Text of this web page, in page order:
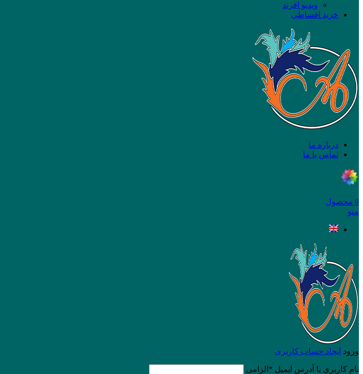
ویدیو افرند
خرید اقساطی
درباره ما
تماس با ما
0 محصول
منو
ورود ایجاد حساب کاربری
نام کاربری یا آدرس ایمیل * الزامی